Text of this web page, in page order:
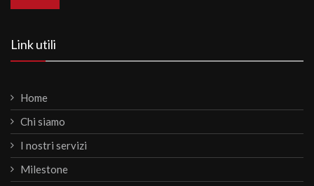
Link utili
Home
Chi siamo
I nostri servizi
Milestone